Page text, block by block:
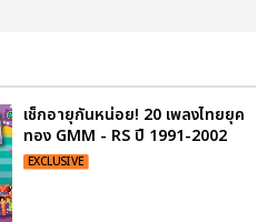
เช็กอายุกันหน่อย! 20 เพลงไทยยุค
ทอง GMM - RS ปี 1991-2002
EXCLUSIVE